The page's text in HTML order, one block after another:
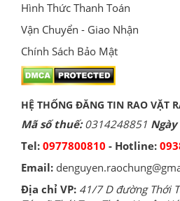
Hình Thức Thanh Toán
Vận Chuyển - Giao Nhận
Chính Sách Bảo Mật
HỆ THỐNG ĐĂNG TIN RAO VẶT
Mã số thuế:0314248851
Tel: 0977800810 - Hotline:
Email:
Địa chỉ VP: 41/7 D đường Thới